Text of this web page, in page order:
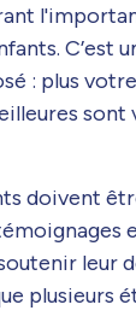
C’est
: plus
sont
doivent
leur
plusieurs